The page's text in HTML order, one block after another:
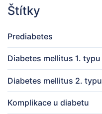
Štítky
Prediabetes
Diabetes mellitus 1. typu
Diabetes mellitus 2. typu
Komplikace u diabetu